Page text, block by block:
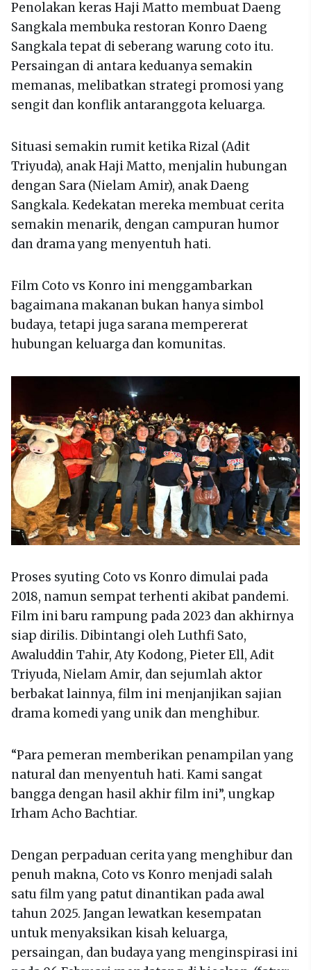
Penolakan keras Haji Matto membuat Daeng
Sangkala membuka restoran Konro Daeng
Sangkala tepat di seberang warung coto itu.
Persaingan di antara keduanya semakin
memanas, melibatkan strategi promosi yang
sengit dan konflik antaranggota keluarga.
Situasi semakin rumit ketika Rizal (Adit
Triyuda), anak Haji Matto, menjalin hubungan
dengan Sara (Nielam Amir), anak Daeng
Sangkala. Kedekatan mereka membuat cerita
semakin menarik, dengan campuran humor
dan drama yang menyentuh hati.
Film Coto vs Konro ini menggambarkan
bagaimana makanan bukan hanya simbol
budaya, tetapi juga sarana mempererat
hubungan keluarga dan komunitas.
Proses syuting Coto vs Konro dimulai pada
2018, namun sempat terhenti akibat pandemi.
Film ini baru rampung pada 2023 dan akhirnya
siap dirilis. Dibintangi oleh Luthfi Sato,
Awaluddin Tahir, Aty Kodong, Pieter Ell, Adit
Triyuda, Nielam Amir, dan sejumlah aktor
berbakat lainnya, film ini menjanjikan sajian
drama komedi yang unik dan menghibur.
“Para pemeran memberikan penampilan yang
natural dan menyentuh hati. Kami sangat
bangga dengan hasil akhir film ini”, ungkap
Irham Acho Bachtiar.
Dengan perpaduan cerita yang menghibur dan
penuh makna, Coto vs Konro menjadi salah
satu film yang patut dinantikan pada awal
tahun 2025. Jangan lewatkan kesempatan
untuk menyaksikan kisah keluarga,
persaingan, dan budaya yang menginspirasi ini